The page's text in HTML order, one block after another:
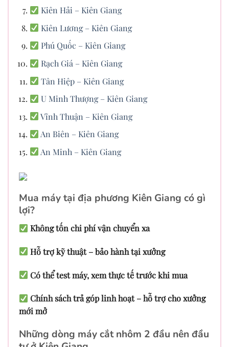
Kiên Hải – Kiên Giang
Kiên Lương – Kiên Giang
Phú Quốc – Kiên Giang
Rạch Giá – Kiên Giang
Tân Hiệp – Kiên Giang
U Minh Thượng – Kiên Giang
Vĩnh Thuận – Kiên Giang
An Biên – Kiên Giang
An Minh – Kiên Giang
Mua máy tại địa phương Kiên Giang có gì
lợi?
Không tốn chi phí vận chuyển xa
Hỗ trợ kỹ thuật – bảo hành tại xưởng
Có thể test máy, xem thực tế trước khi mua
Chính sách trả góp linh hoạt – hỗ trợ cho xưởng
mới mở
Những dòng máy cắt nhôm 2 đầu nên đầu